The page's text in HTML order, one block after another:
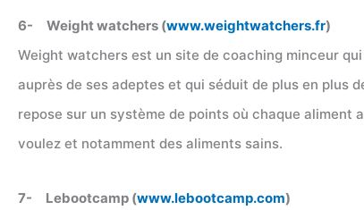
6- Weight watchers (www.weightwatchers.fr)
Weight watchers est un site de coaching minceur
auprès de ses adeptes et qui séduit de plus en plus
repose sur un système de points où chaque aliment
voulez et notamment des aliments sains.
7- Lebootcamp (www.lebootcamp.com)